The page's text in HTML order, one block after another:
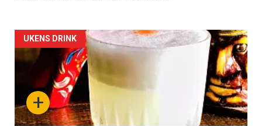
Forsiden
akkurat
nå
-
+
UKENS DRINK